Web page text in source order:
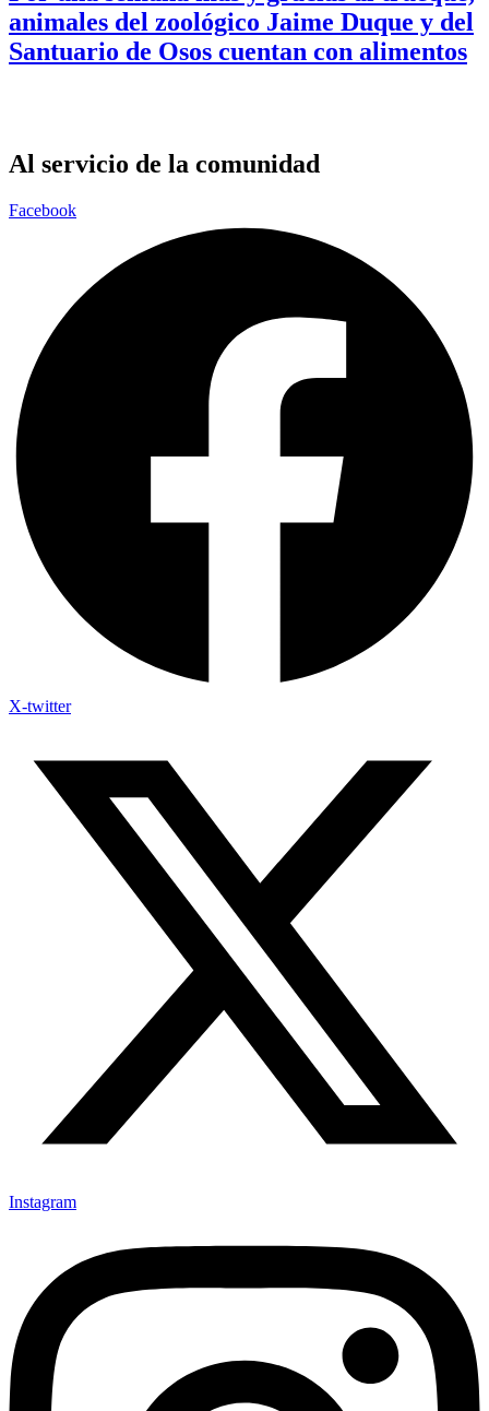
animales del zoológico Jaime Duque y del
Santuario de Osos cuentan con alimentos
Al servicio de la comunidad
Facebook
X-twitter
Instagram